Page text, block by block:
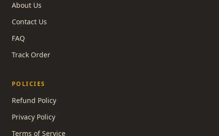
About Us
Contact Us
FAQ
Track Order
POLICIES
Refund Policy
Privacy Policy
Terms of Service